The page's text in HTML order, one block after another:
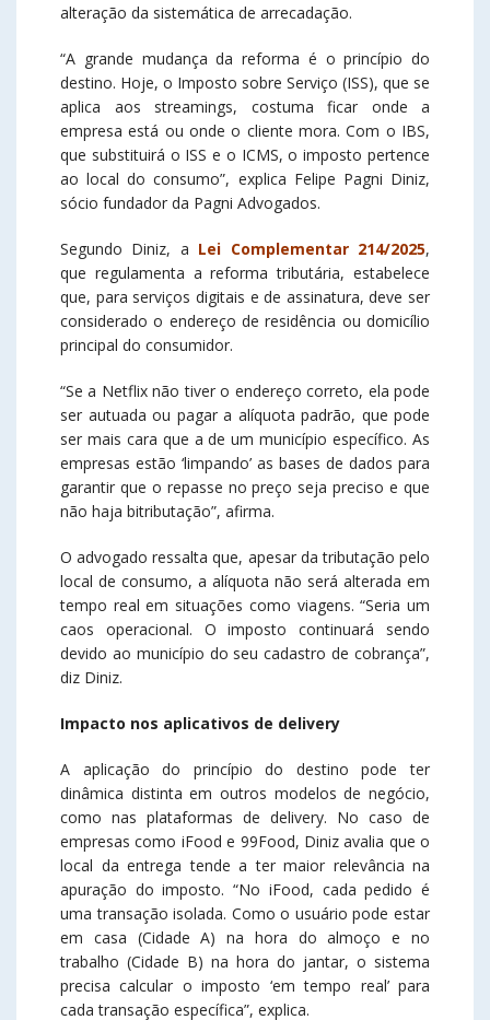
alteração da sistemática de arrecadação.
“A grande mudança da reforma é o princípio do
destino. Hoje, o Imposto sobre Serviço (ISS), que se
aplica aos streamings, costuma ficar onde a
empresa está ou onde o cliente mora. Com o IBS,
que substituirá o ISS e o ICMS, o imposto pertence
ao local do consumo”, explica Felipe Pagni Diniz,
sócio fundador da Pagni Advogados.
Segundo Diniz, a Lei Complementar 214/2025,
que regulamenta a reforma tributária, estabelece
que, para serviços digitais e de assinatura, deve ser
considerado o endereço de residência ou domicílio
principal do consumidor.
“Se a Netflix não tiver o endereço correto, ela pode
ser autuada ou pagar a alíquota padrão, que pode
ser mais cara que a de um município específico. As
empresas estão ‘limpando’ as bases de dados para
garantir que o repasse no preço seja preciso e que
não haja bitributação”, afirma.
O advogado ressalta que, apesar da tributação pelo
local de consumo, a alíquota não será alterada em
tempo real em situações como viagens. “Seria um
caos operacional. O imposto continuará sendo
devido ao município do seu cadastro de cobrança”,
diz Diniz.
Impacto nos aplicativos de delivery
A aplicação do princípio do destino pode ter
dinâmica distinta em outros modelos de negócio,
como nas plataformas de delivery. No caso de
empresas como iFood e 99Food, Diniz avalia que o
local da entrega tende a ter maior relevância na
apuração do imposto. “No iFood, cada pedido é
uma transação isolada. Como o usuário pode estar
em casa (Cidade A) na hora do almoço e no
trabalho (Cidade B) na hora do jantar, o sistema
precisa calcular o imposto ‘em tempo real’ para
cada transação específica”, explica.